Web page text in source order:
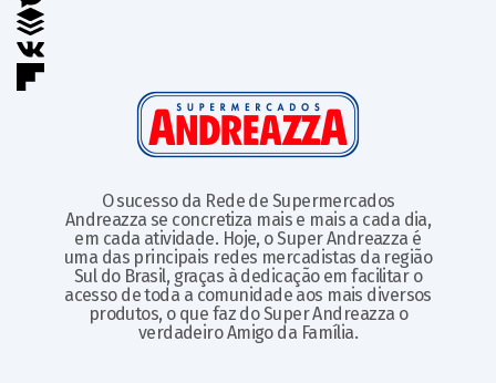
O sucesso da Rede de Supermercados
Andreazza se concretiza mais e mais a cada dia,
em cada atividade. Hoje, o Super Andreazza é
uma das principais redes mercadistas da região
Sul do Brasil, graças à dedicação em facilitar o
acesso de toda a comunidade aos mais diversos
produtos, o que faz do Super Andreazza o
verdadeiro Amigo da Família.